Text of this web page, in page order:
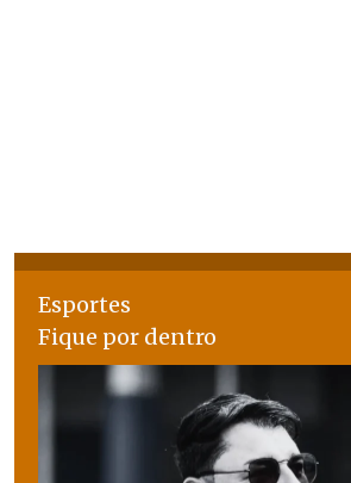
Esportes
Fique por dentro